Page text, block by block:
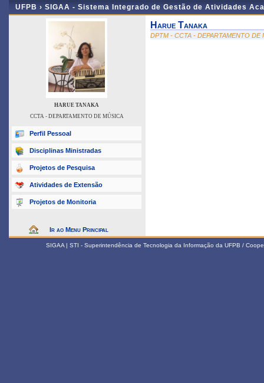
UFPB › SIGAA - Sistema Integrado de Gestão de Atividades
HARUE TANAKA
CCTA - DEPARTAMENTO DE MÚSICA
Perfil Pessoal
Disciplinas Ministradas
Projetos de Pesquisa
Atividades de Extensão
Projetos de Monitoria
Ir ao Menu Principal
Harue Tanaka
DPTM - CCTA - DEPARTAMENTO DE
SIGAA | STI - Superintendência de Tecnologia da Informação da UFPB /